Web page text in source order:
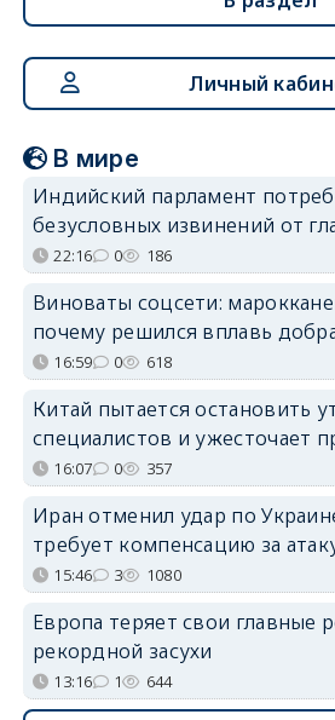
Личный
В мире
Индийский парламент
безусловных извинений от
22:16 0 186
Виноваты соцсети:
почему решился вплавь
16:59 0 618
Китай пытается остановить
специалистов и ужесточает
16:07 0 357
Иран отменил удар по
требует компенсацию за
15:46 3 1080
Европа теряет свои главные
рекордной засухи
13:16 1 644